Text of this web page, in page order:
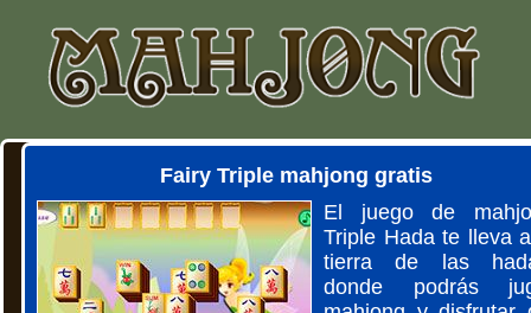
Fairy Triple mahjong gratis
El juego de
Triple Hada te lleva
tierra de las
donde podrás